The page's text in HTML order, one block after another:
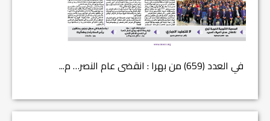
في العدد (659) من بهرا : انقضى عام النصر… م...